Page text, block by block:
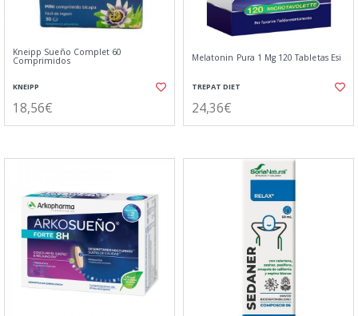
Kneipp Sueño Complet 60
Comprimidos
KNEIPP
18,56€
Melatonin Pura 1 Mg 120 Tabletas Esi
TREPAT DIET
24,36€